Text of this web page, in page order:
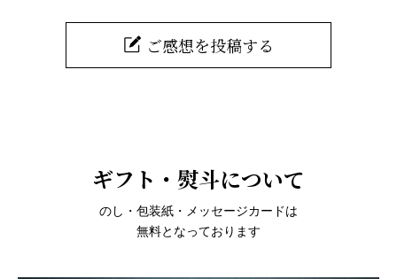
ご感想を投稿する
ギフト・熨斗について
のし・包装紙・メッセージカードは
無料となっております